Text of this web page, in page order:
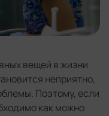
вещей в жизни
неприятно,
Поэтому, если
как можно